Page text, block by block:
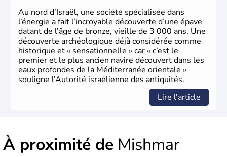
Au nord d’Israël, une société spécialisée dans
l’énergie a fait l’incroyable découverte d’une épave
datant de l’âge de bronze, vieille de 3 000 ans. Une
découverte archéologique déjà considérée comme
historique et « sensationnelle » car « c’est le
premier et le plus ancien navire découvert dans les
eaux profondes de la Méditerranée orientale »
souligne l’Autorité israélienne des antiquités.
Lire l'article
À proximité de Mishmar